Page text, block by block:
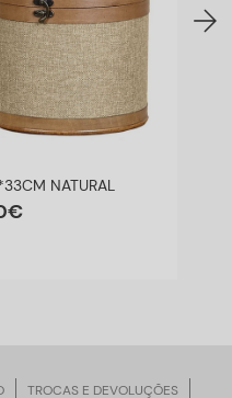
NATURAL
€
TROCAS E DEVOLUÇÕES